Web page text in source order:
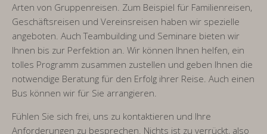
Arten von Gruppenreisen. Zum Beispiel für Familienreisen,
Geschäftsreisen und Vereinsreisen haben wir spezielle
angeboten. Auch Teambuilding und Seminare bieten wir
Ihnen bis zur Perfektion an. Wir können Ihnen helfen, ein
tolles Programm zusammen zustellen und geben Ihnen die
notwendige Beratung für den Erfolg ihrer Reise. Auch einen
Bus können wir für Sie arrangieren.
Fühlen Sie sich frei, uns zu kontaktieren und Ihre
Anforderungen zu besprechen. Nichts ist zu verrückt, also